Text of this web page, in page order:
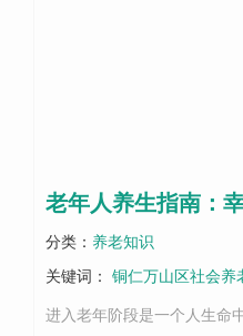
老年人养生指南：
分类： 养老知识
关键词：
铜仁万山区社会养
进入老年阶段是一个人生命